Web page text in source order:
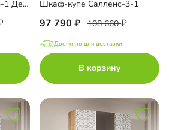
Шкаф-купе Салленс-3-1 Декор 3 Шкаф-купе Салленс-3-1
97 790 108 660
Доступно для доставки
В корзину